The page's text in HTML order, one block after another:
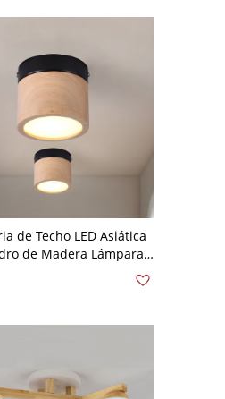
de Techo LED Asiática
de Madera Lámpara
en Negro para Corredor
A 120 V